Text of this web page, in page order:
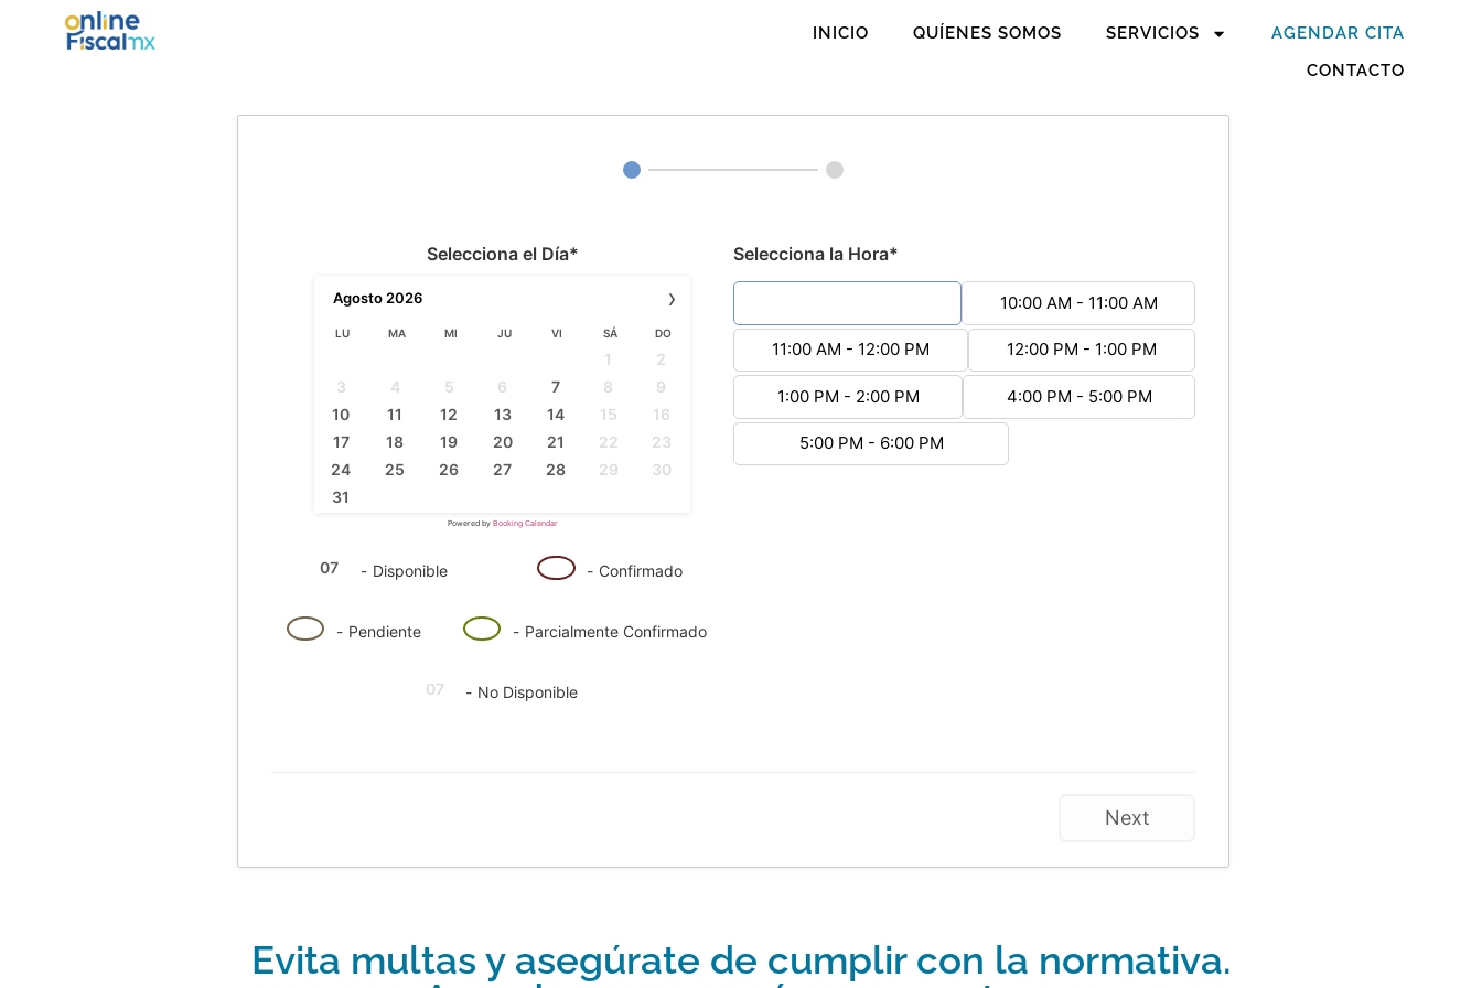
INICIO QUÍENES SOMOS SERVICIOS
AGENDAR CITA
CONTACTO
Selecciona el Día*
›
Agosto 2026
LU MA MI JU VI SÁ DO
1
2
3
4 5 6 7 8
9
10
11 12 13 14 15
16
17
18 19 20 21 22
23
24
25 26 27 28 29
30
31
Powered by Booking Calendar
07 - Disponible - Confirmado
- Pendiente · - Parcialmente Confirmado
07 - No Disponible
Selecciona la Hora*
10:00 AM - 11:00 AM
11:00 AM - 12:00 PM 12:00 PM - 1:00 PM
1:00 PM - 2:00 PM 4:00 PM - 5:00 PM
5:00 PM - 6:00 PM
Next
Evita multas y asegúrate de cumplir con la normativa.